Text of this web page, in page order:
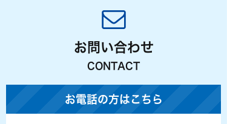
お問い合わせ
CONTACT
お電話の方はこちら